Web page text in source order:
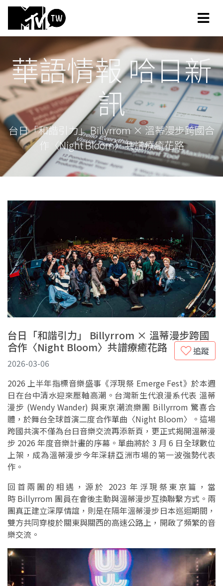
華語情報 哈日新
訊
台日「和諧引力」 Billyrrom × 溫蒂漫步跨國合
作〈Night Bloom〉共譜療癒花路
台日「和諧引力」 Billyrrom × 溫蒂漫步跨國
合作〈Night Bloom〉共譜療癒花路
追蹤
2026-03-06
2026 上半年指標音樂盛事《浮現祭 Emerge Fest》於本週
日在台中清水迎來壓軸高潮。台灣新生代浪漫系代表 溫蒂
漫步 (Wendy Wander) 與東京潮流樂團 Billyrrom 驚喜合
體，於舞台全球首演二度合作單曲〈Night Bloom〉。這場
跨國共演不僅為台日音樂交流再添新頁，更正式揭開溫蒂漫
步 2026 年度音樂計畫的序幕。單曲將於 3 月 6 日全球數位
上架，成為溫蒂漫步今年深耕亞洲市場的第一波強勢代表
作。
回首兩團的相遇，源於 2023 年浮現祭東京篇，當
時 Billyrrom 團員在會後主動與溫蒂漫步互換聯繫方式。兩
團真正建立深厚情誼，則是在隔年溫蒂漫步日本巡迴期間，
雙方共同穿梭於關東與關西的高速公路上，開啟了頻繁的音
樂交流。